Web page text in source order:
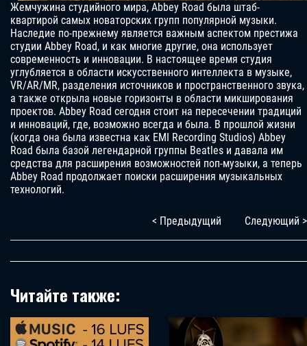
Жемчужина студийного мира, Abbey Road была штаб-
квартирой самых новаторских групп популярной музыки.
Наследие по-прежнему является важным аспектом престижа
студии Abbey Road, и как многие другие, она использует
современность и инновации. В настоящее время студия
углубляется в области искусственного интеллекта в музыке,
VR/AR/MR, разделения источников и пространственного звука,
а также открыла новые горизонты в области микширования
проектов. Abbey Road сегодня стоит на пересечении традиций
и инноваций, где, возможно всегда и была. В прошлой жизни
(когда она была известна как EMI Recording Studios) Abbey
Road была базой легендарной группы Beatles и давала им
средства для расширения возможностей поп-музыки, а теперь
Abbey Road продолжает поиски расширения музыкальных
технологий.
< Предыдущий Следующий >
Читайте также: